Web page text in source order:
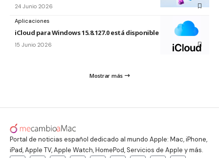
24 Junio 2026
Aplicaciones
iCloud para Windows 15.8.127.0 está disponible
15 Junio 2026
Mostrar más
Portal de noticias español dedicado al mundo Apple: Mac, iPhone,
iPad, Apple TV, Apple Watch, HomePod, Servicios de Apple y más.